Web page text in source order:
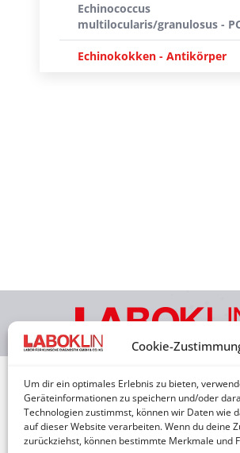
Cookie-
Um dir ein optimales Erlebnis zu bieten,
Geräteinformationen zu speichern und/oder
Technologien zustimmst, können wir Daten wie
auf dieser Website verarbeiten. Wenn du deine
zurückziehst, können bestimmte Merkmale und
Echinococcus
multilocularis/granulosus -
Echinokokken - Antikörper